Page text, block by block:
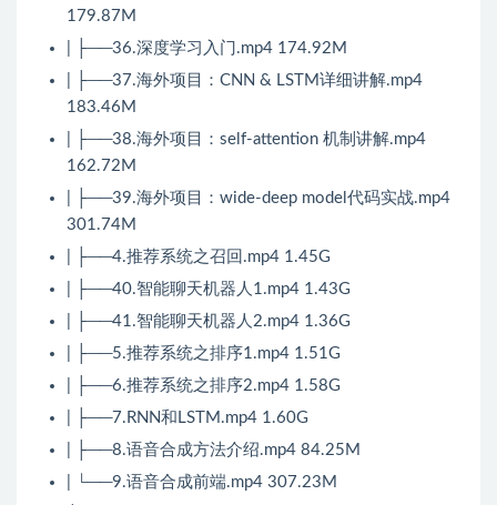
179.87M
| ├──36.深度学习入门.mp4 174.92M
| ├──37.海外项目：CNN & LSTM详细讲解.mp4
183.46M
| ├──38.海外项目：self-attention 机制讲解.mp4
162.72M
| ├──39.海外项目：wide-deep model代码实战.mp4
301.74M
| ├──4.推荐系统之召回.mp4 1.45G
| ├──40.智能聊天机器人1.mp4 1.43G
| ├──41.智能聊天机器人2.mp4 1.36G
| ├──5.推荐系统之排序1.mp4 1.51G
| ├──6.推荐系统之排序2.mp4 1.58G
| ├──7.RNN和LSTM.mp4 1.60G
| ├──8.语音合成方法介绍.mp4 84.25M
| └──9.语音合成前端.mp4 307.23M